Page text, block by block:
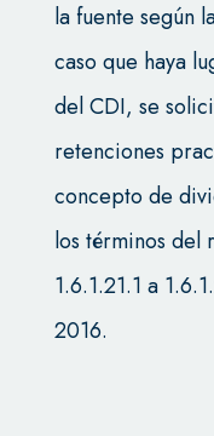
la fuente según
caso que haya
del CDI, se
retenciones
concepto de
los términos del
1.6.1.21.1 a
2016.